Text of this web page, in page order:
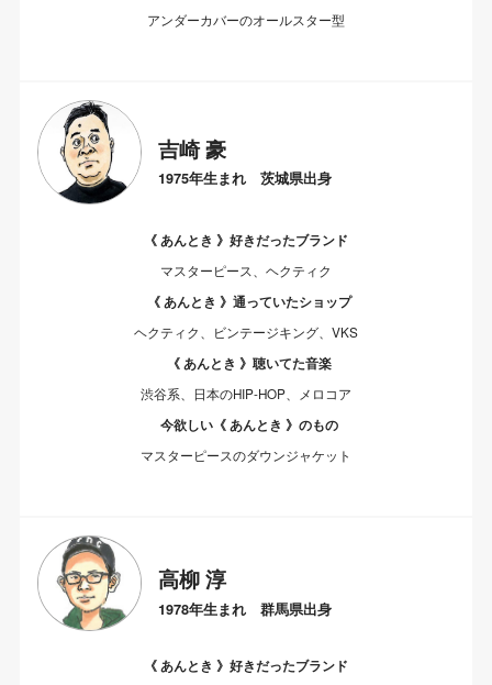
アンダーカバーのオールスター型
吉崎 豪
1975年生まれ 茨城県出身
《 あんとき 》好きだったブランド
マスターピース、ヘクティク
《 あんとき 》通っていたショップ
ヘクティク、ビンテージキング、VKS
《 あんとき 》聴いてた音楽
渋谷系、日本のHIP-HOP、メロコア
今欲しい《 あんとき 》のもの
マスターピースのダウンジャケット
高柳 淳
1978年生まれ 群馬県出身
《 あんとき 》好きだったブランド